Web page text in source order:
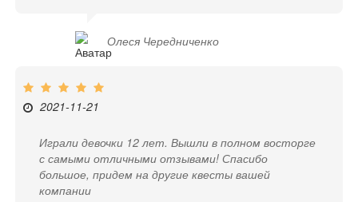
Олеся Чередниченко
2021-11-21
Играли девочки 12 лет. Вышли в полном восторге
с самыми отличными отзывами! Спасибо
большое, придем на другие квесты вашей
компании